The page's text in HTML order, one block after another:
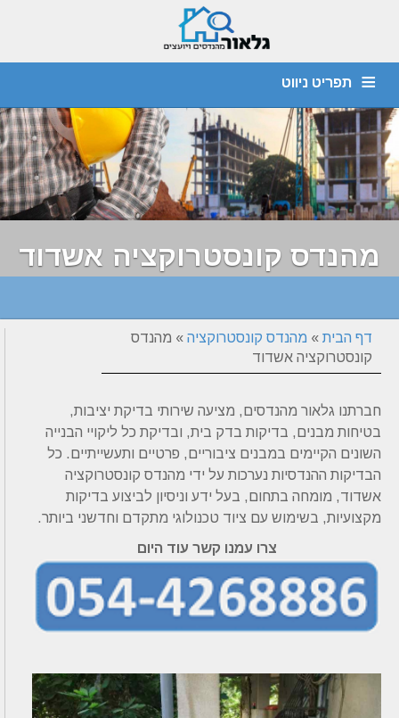
תפריט ניווט
דף הבית יועץ איטום חוות דעת הנדסית מהנדס קונסטרוקציה
ליקויי בניה ביקורת מבנים איתור נזילות אודות צור קשר
מהנדס קונסטרוקציה אשדוד
דף הבית » מהנדס קונסטרוקציה » מהנדס
קונסטרוקציה אשדוד
חברתנו גלאור מהנדסים, מציעה שירותי בדיקת יציבות,
בטיחות מבנים, בדיקות בדק בית, ובדיקת כל ליקויי הבנייה
השונים הקיימים במבנים ציבוריים, פרטיים ותעשייתיים. כל
הבדיקות ההנדסיות נערכות על ידי מהנדס קונסטרוקציה
אשדוד, מומחה בתחום, בעל ידע וניסיון לביצוע בדיקות
מקצועיות, בשימוש עם ציוד טכנולוגי מתקדם וחדשני ביותר.
צרו עמנו קשר עוד היום